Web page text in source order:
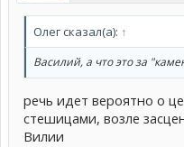
Олег сказал(а): ↑
Василий, а что это за
речь идет вероятно о
стешицами, возле
Вилии